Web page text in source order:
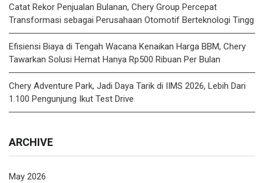
Catat Rekor Penjualan Bulanan, Chery Group Percepat
Transformasi sebagai Perusahaan Otomotif Berteknologi Tingg
Efisiensi Biaya di Tengah Wacana Kenaikan Harga BBM, Chery
Tawarkan Solusi Hemat Hanya Rp500 Ribuan Per Bulan
Chery Adventure Park, Jadi Daya Tarik di IIMS 2026, Lebih Dari
1.100 Pengunjung Ikut Test Drive
ARCHIVE
May 2026